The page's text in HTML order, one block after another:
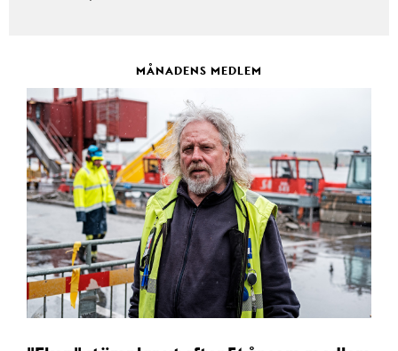
MÅNADENS MEDLEM